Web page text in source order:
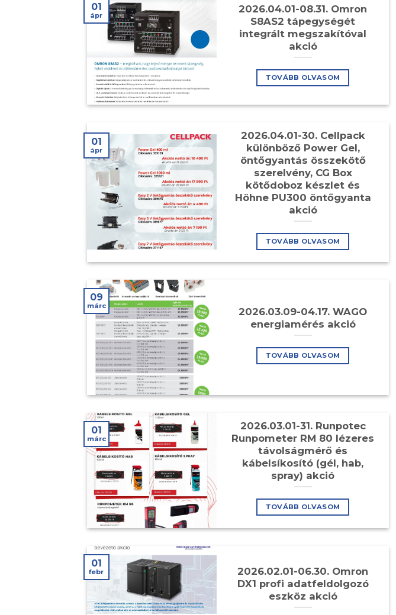
2026.04.01-08.31. Omron
S8AS2 tápegységét
integrált megszakítóval
akció
TOVÁBB OLVASOM
01
ápr
2026.04.01-30. Cellpack
különböző Power Gel,
öntőgyantás összekötő
szerelvény, CG Box
kötődoboz készlet és
Höhne PU300 öntőgyanta
akció
TOVÁBB OLVASOM
01
ápr
2026.03.09-04.17. WAGO
energiamérés akció
TOVÁBB OLVASOM
09
márc
2026.03.01-31. Runpotec
Runpometer RM 80 lézeres
távolságmérő és
kábelsíkosító (gél, hab,
spray) akció
TOVÁBB OLVASOM
01
márc
2026.02.01-06.30. Omron
DX1 profi adatfeldolgozó
eszköz akció
01
febr